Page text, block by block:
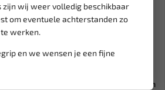
zijn wij weer volledig beschikbaar
om eventuele achterstanden zo
werken.
en we wensen je een fijne
GEKO Pijpsleutel set 6-22 mm